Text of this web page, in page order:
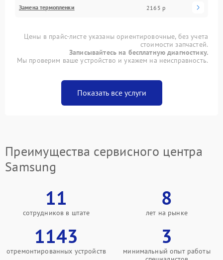
Замена термопленки 2165 р
Цены в прайс-листе указаны ориентировочные, без учета
стоимости запчастей.
Записывайтесь на бесплатную диагностику.
Мы проверим ваше устройство и укажем на неисправность.
Показать все услуги
Преимущества сервисного центра
Samsung
11
сотрудников в штате
8
лет на рынке
1143
отремонтированных устройств
3
минимальный опыт работы